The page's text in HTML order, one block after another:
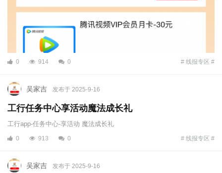
0 914 0 # 线报专区 #
吴家吉 发布于 2025-9-16
工行任务中心享活动魔法成长礼
工行app-任务中心-享活动 魔法成长礼
0 913 0 # 线报专区 #
吴家吉 发布于 2025-9-16